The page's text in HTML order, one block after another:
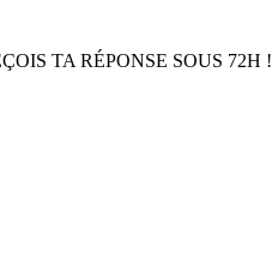
TA RÉPONSE SOUS 72H !